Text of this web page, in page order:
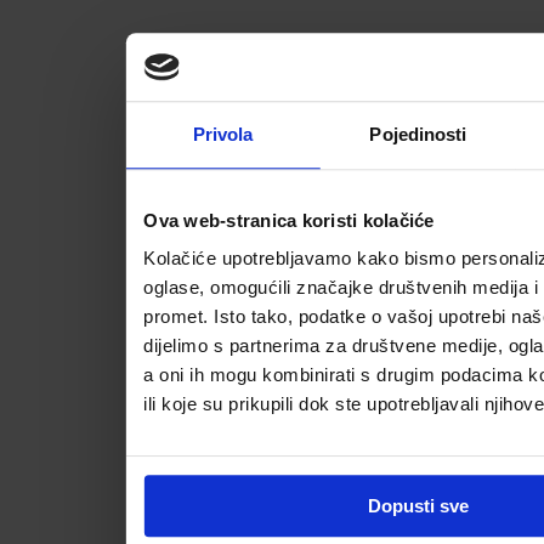
Privola Pojedinosti
Ova web-stranica koristi kolačiće
Kolačiće upotrebljavamo kako bismo
oglase, omogućili značajke društvenih medija i
promet. Isto tako, podatke o vašoj upotrebi
dijelimo s partnerima za društvene medije,
a oni ih mogu kombinirati s drugim podacima
ili koje su prikupili dok ste upotrebljavali
Dopusti sve